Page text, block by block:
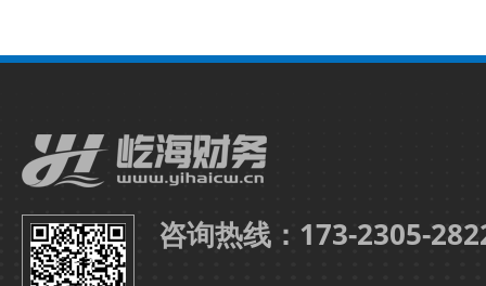
咨询热线：173-2305-